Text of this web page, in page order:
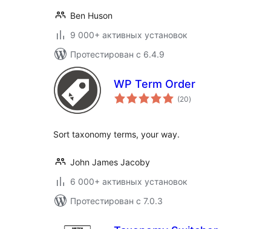
Ben Huson
9 000+ активных установок
Протестирован с 6.4.9
WP Term Order
(20общий
рейтинг
)
Sort taxonomy terms, your way.
John James Jacoby
6 000+ активных установок
Протестирован с 7.0.3